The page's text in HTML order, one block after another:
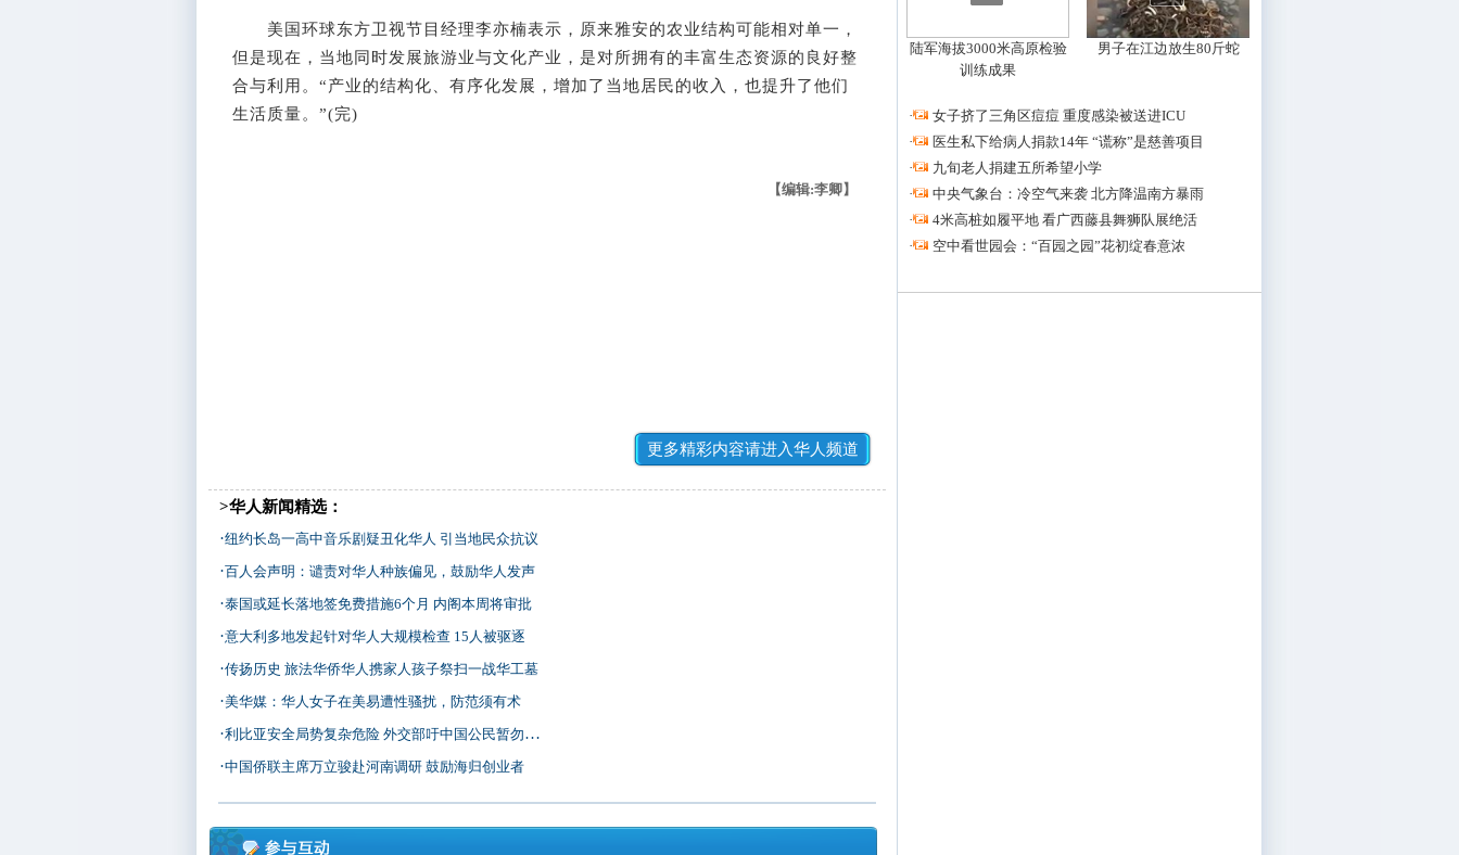
美国环球东方卫视节目经理李亦楠表示，原来雅安的农业结构可能相对单一，
但是现在，当地同时发展旅游业与文化产业，是对所拥有的丰富生态资源的良好整
合与利用。“产业的结构化、有序化发展，增加了当地居民的收入，也提升了他们
生活质量。”(完)
【编辑:李卿】
更多精彩内容请进入华人频道
>华人新闻精选：
·纽约长岛一高中音乐剧疑丑化华人 引当地民众抗议
·百人会声明：谴责对华人种族偏见，鼓励华人发声
·泰国或延长落地签免费措施6个月 内阁本周将审批
·意大利多地发起针对华人大规模检查 15人被驱逐
·传扬历史 旅法华侨华人携家人孩子祭扫一战华工墓
·美华媒：华人女子在美易遭性骚扰，防范须有术
·利比亚安全局势复杂危险 外交部吁中国公民暂勿前往
·中国侨联主席万立骏赴河南调研 鼓励海归创业者
陆军海拔3000米高原检验
训练成果
男子在江边放生80斤蛇
·
女子挤了三角区痘痘 重度感染被送进ICU
·
医生私下给病人捐款14年 “谎称”是慈善项目
·
九旬老人捐建五所希望小学
·
中央气象台：冷空气来袭 北方降温南方暴雨
·
4米高桩如履平地 看广西藤县舞狮队展绝活
·
空中看世园会：“百园之园”花初绽春意浓